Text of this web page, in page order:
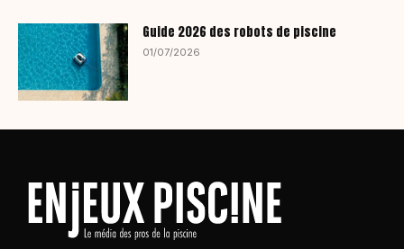
Guide 2026 des robots de piscine
01/07/2026